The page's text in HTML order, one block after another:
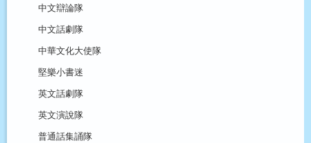
中文辯論隊
中文話劇隊
中華文化大使隊
堅樂小書迷
英文話劇隊
英文演說隊
普通話集誦隊